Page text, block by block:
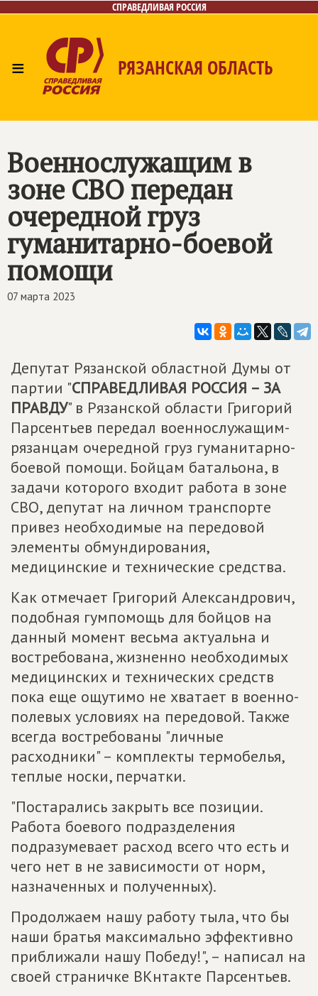
СПРАВЕДЛИВАЯ РОССИЯ
≡ РЯЗАНСКАЯ ОБЛАСТЬ
Военнослужащим в
зоне СВО передан
очередной груз
гуманитарно-боевой
помощи
07 марта 2023
Депутат Рязанской областной Думы от
партии "СПРАВЕДЛИВАЯ РОССИЯ – ЗА
ПРАВДУ" в Рязанской области Григорий
Парсентьев передал военнослужащим-
рязанцам очередной груз гуманитарно-
боевой помощи. Бойцам батальона, в
задачи которого входит работа в зоне
СВО, депутат на личном транспорте
привез необходимые на передовой
элементы обмундирования,
медицинские и технические средства.
Как отмечает Григорий Александрович,
подобная гумпомощь для бойцов на
данный момент весьма актуальна и
востребована, жизненно необходимых
медицинских и технических средств
пока еще ощутимо не хватает в военно-
полевых условиях на передовой. Также
всегда востребованы "личные
расходники" – комплекты термобелья,
теплые носки, перчатки.
"Постарались закрыть все позиции.
Работа боевого подразделения
подразумевает расход всего что есть и
чего нет в не зависимости от норм,
назначенных и полученных).
Продолжаем нашу работу тыла, что бы
наши братья максимально эффективно
приближали нашу Победу!", – написал на
своей страничке ВКнтакте Парсентьев.